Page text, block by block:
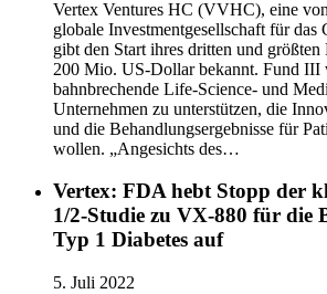
Vertex Ventures HC (VVHC), eine
globale Investmentgesellschaft für das
gibt den Start ihres dritten und
200 Mio. US-Dollar bekannt. Fund III
bahnbrechende Life-Science- und
Unternehmen zu unterstützen, die
und die Behandlungsergebnisse für
wollen. „Angesichts des…
Vertex: FDA hebt Stopp der
1/2-Studie zu VX-880 für die
Typ 1 Diabetes auf
5. Juli 2022